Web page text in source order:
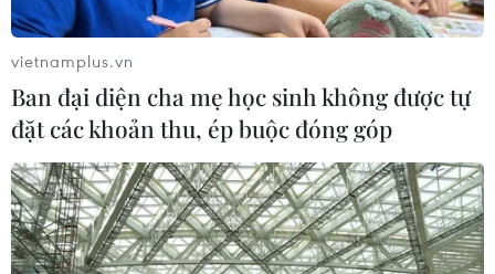
đồng người Việt Nam tại Hàn Quốc
Diễn đàn tại Nhật Bản chia sẻ tư duy
đầu tư dài hạn cho người Việt trẻ
25/07/2026 13:59
vietnamplus.vn
Ban đại diện cha mẹ học sinh không được tự
đặt các khoản thu, ép buộc đóng góp